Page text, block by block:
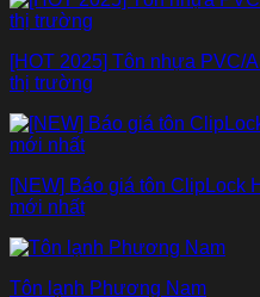
[HOT 2025] Tôn nhựa PVC/
thị trường
[NEW] Báo giá tôn ClipLock
mới nhất
Tôn lạnh Phương Nam